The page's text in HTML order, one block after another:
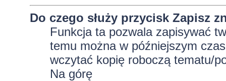
Do czego służy przycisk Zapisz
Funkcja ta pozwala zapisywać
temu można w późniejszym
wczytać kopię roboczą tematu/
Na górę